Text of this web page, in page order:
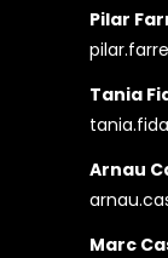
Pilar
Tania
Arnau
Marc